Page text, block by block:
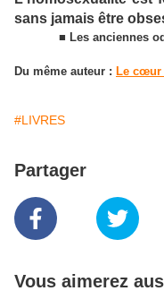
sans jamais être
■ Les anciennes
Du même auteur : Le cœur
#LIVRES
Partager
Vous aimerez